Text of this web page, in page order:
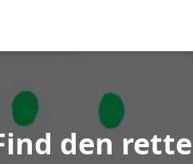
den